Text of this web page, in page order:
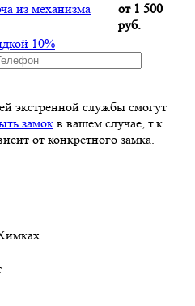
из механизма
от 1 500
руб.
10%
экстренной службы смогут
замок в вашем случае, т.к.
от конкретного замка.